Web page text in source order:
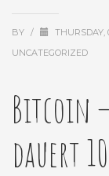
BY / THURSDAY,
UNCATEGORIZED
Bitcoin
dauert